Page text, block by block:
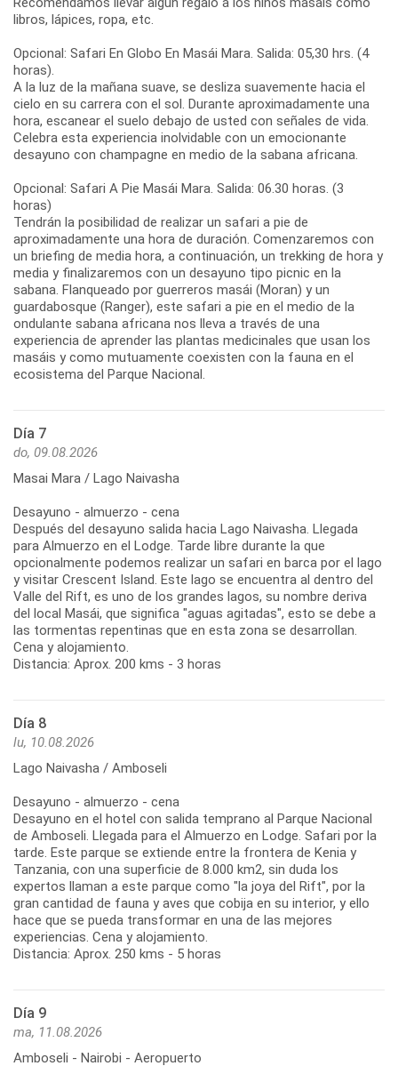
libros, lápices, ropa, etc.
Opcional: Safari En Globo En Masái Mara. Salida: 05,30 hrs. (4
horas).
A la luz de la mañana suave, se desliza suavemente hacia el
cielo en su carrera con el sol. Durante aproximadamente una
hora, escanear el suelo debajo de usted con señales de vida.
Celebra esta experiencia inolvidable con un emocionante
desayuno con champagne en medio de la sabana africana.
Opcional: Safari A Pie Masái Mara. Salida: 06.30 horas. (3
horas)
Tendrán la posibilidad de realizar un safari a pie de
aproximadamente una hora de duración. Comenzaremos con
un briefing de media hora, a continuación, un trekking de hora y
media y finalizaremos con un desayuno tipo picnic en la
sabana. Flanqueado por guerreros masái (Moran) y un
guardabosque (Ranger), este safari a pie en el medio de la
ondulante sabana africana nos lleva a través de una
experiencia de aprender las plantas medicinales que usan los
masáis y como mutuamente coexisten con la fauna en el
ecosistema del Parque Nacional.
Día 7
do, 09.08.2026
Masai Mara / Lago Naivasha
Desayuno - almuerzo - cena
Después del desayuno salida hacia Lago Naivasha. Llegada
para Almuerzo en el Lodge. Tarde libre durante la que
opcionalmente podemos realizar un safari en barca por el lago
y visitar Crescent Island. Este lago se encuentra al dentro del
Valle del Rift, es uno de los grandes lagos, su nombre deriva
del local Masái, que significa "aguas agitadas", esto se debe a
las tormentas repentinas que en esta zona se desarrollan.
Cena y alojamiento.
Distancia: Aprox. 200 kms - 3 horas
Día 8
lu, 10.08.2026
Lago Naivasha / Amboseli
Desayuno - almuerzo - cena
Desayuno en el hotel con salida temprano al Parque Nacional
de Amboseli. Llegada para el Almuerzo en Lodge. Safari por la
tarde. Este parque se extiende entre la frontera de Kenia y
Tanzania, con una superficie de 8.000 km2, sin duda los
expertos llaman a este parque como "la joya del Rift", por la
gran cantidad de fauna y aves que cobija en su interior, y ello
hace que se pueda transformar en una de las mejores
experiencias. Cena y alojamiento.
Distancia: Aprox. 250 kms - 5 horas
Día 9
ma, 11.08.2026
Amboseli - Nairobi - Aeropuerto